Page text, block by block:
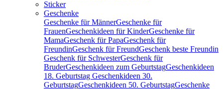
Sticker
Geschenke
Geschenke für MännerGeschenke für
FrauenGeschenkideen für KinderGeschenke für
MamaGeschenk für PapaGeschenk für
FreundinGeschenk für FreundGeschenk beste Freundin
Geschenk für SchwesterGeschenk für
BruderGeschenkideen zum GeburtstagGeschenkideen
18. Geburtstag Geschenkideen 30.
GeburtstagGeschenkideen 50. GeburtstagGeschenke